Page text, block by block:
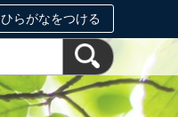
ひらがなをつける